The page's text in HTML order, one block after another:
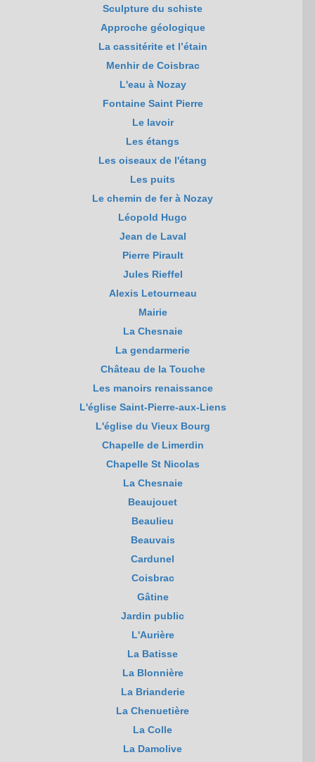
Sculpture du schiste
Approche géologique
La cassitérite et l’étain
Menhir de Coisbrac
L'eau à Nozay
Fontaine Saint Pierre
Le lavoir
Les étangs
Les oiseaux de l'étang
Les puits
Le chemin de fer à Nozay
Léopold Hugo
Jean de Laval
Pierre Pirault
Jules Rieffel
Alexis Letourneau
Mairie
La Chesnaie
La gendarmerie
Château de la Touche
Les manoirs renaissance
L'église Saint-Pierre-aux-Liens
L'église du Vieux Bourg
Chapelle de Limerdin
Chapelle St Nicolas
La Chesnaie
Beaujouet
Beaulieu
Beauvais
Cardunel
Coisbrac
Gâtine
Jardin public
L'Aurière
La Batisse
La Blonnière
La Brianderie
La Chenuetière
La Colle
La Damolive